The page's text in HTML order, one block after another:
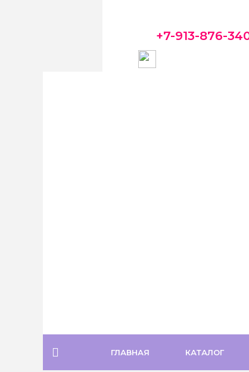
+7-913-876-
ГЛАВНАЯ КАТАЛОГ